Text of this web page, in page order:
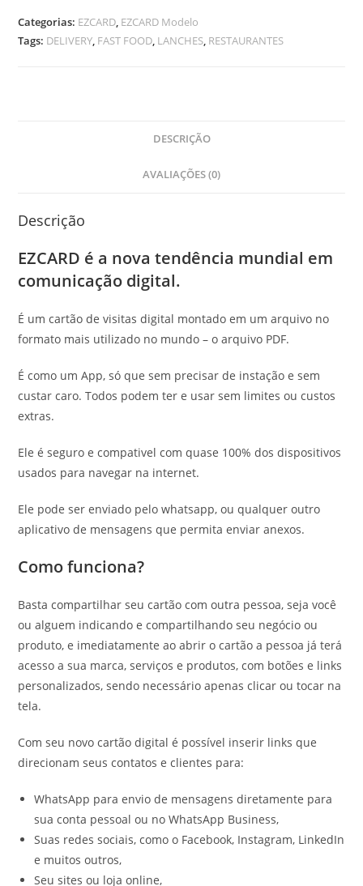
Categorias: EZCARD, EZCARD Modelo
Tags: DELIVERY, FAST FOOD, LANCHES, RESTAURANTES
DESCRIÇÃO
AVALIAÇÕES (0)
Descrição
EZCARD é a nova tendência mundial em
comunicação digital.
É um cartão de visitas digital montado em um arquivo no
formato mais utilizado no mundo – o arquivo PDF.
É como um App, só que sem precisar de instação e sem
custar caro. Todos podem ter e usar sem limites ou custos
extras.
Ele é seguro e compativel com quase 100% dos dispositivos
usados para navegar na internet.
Ele pode ser enviado pelo whatsapp, ou qualquer outro
aplicativo de mensagens que permita enviar anexos.
Como funciona?
Basta compartilhar seu cartão com outra pessoa, seja você
ou alguem indicando e compartilhando seu negócio ou
produto, e imediatamente ao abrir o cartão a pessoa já terá
acesso a sua marca, serviços e produtos, com botões e links
personalizados, sendo necessário apenas clicar ou tocar na
tela.
Com seu novo cartão digital é possível inserir links que
direcionam seus contatos e clientes para:
WhatsApp para envio de mensagens diretamente para
sua conta pessoal ou no WhatsApp Business,
Suas redes sociais, como o Facebook, Instagram, LinkedIn
e muitos outros,
Seu sites ou loja online,